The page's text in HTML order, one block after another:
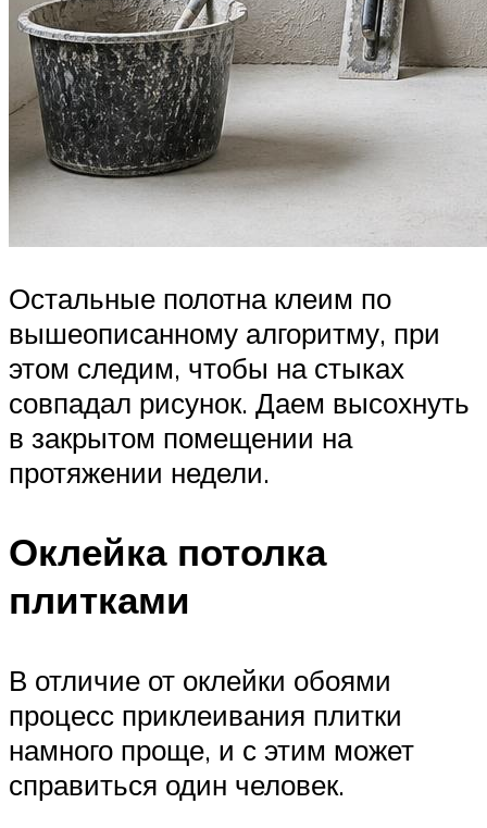
Остальные полотна клеим по
вышеописанному алгоритму, при
этом следим, чтобы на стыках
совпадал рисунок. Даем высохнуть
в закрытом помещении на
протяжении недели.
Оклейка потолка
плитками
В отличие от оклейки обоями
процесс приклеивания плитки
намного проще, и с этим может
справиться один человек.